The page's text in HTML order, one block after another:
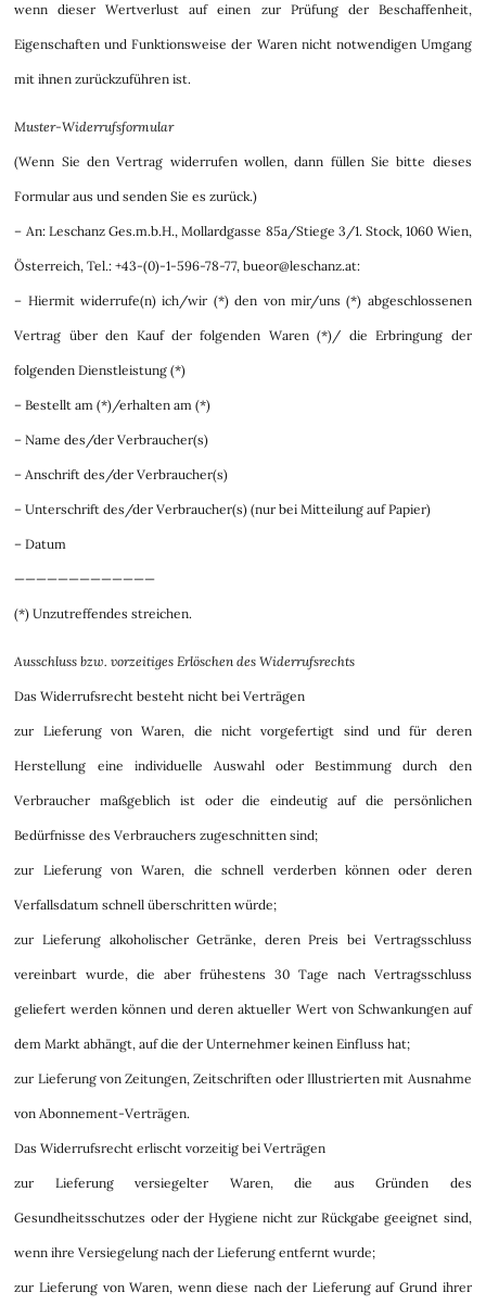
wenn dieser Wertverlust auf einen zur Prüfung der Beschaffenheit,
Eigenschaften und Funktionsweise der Waren nicht notwendigen Umgang
mit ihnen zurückzuführen ist.
Muster-Widerrufsformular
(Wenn Sie den Vertrag widerrufen wollen, dann füllen Sie bitte dieses
Formular aus und senden Sie es zurück.)
– An: Leschanz Ges.m.b.H., Mollardgasse 85a/Stiege 3/1. Stock, 1060 Wien,
Österreich, Tel.: +43-(0)-1-596-78-77, bueor@leschanz.at:
– Hiermit widerrufe(n) ich/wir (*) den von mir/uns (*) abgeschlossenen
Vertrag über den Kauf der folgenden Waren (*)/ die Erbringung der
folgenden Dienstleistung (*)
– Bestellt am (*)/erhalten am (*)
– Name des/der Verbraucher(s)
– Anschrift des/der Verbraucher(s)
– Unterschrift des/der Verbraucher(s) (nur bei Mitteilung auf Papier)
– Datum
—————————————
(*) Unzutreffendes streichen.
Ausschluss bzw. vorzeitiges Erlöschen des Widerrufsrechts
Das Widerrufsrecht besteht nicht bei Verträgen
zur Lieferung von Waren, die nicht vorgefertigt sind und für deren
Herstellung eine individuelle Auswahl oder Bestimmung durch den
Verbraucher maßgeblich ist oder die eindeutig auf die persönlichen
Bedürfnisse des Verbrauchers zugeschnitten sind;
zur Lieferung von Waren, die schnell verderben können oder deren
Verfallsdatum schnell überschritten würde;
zur Lieferung alkoholischer Getränke, deren Preis bei Vertragsschluss
vereinbart wurde, die aber frühestens 30 Tage nach Vertragsschluss
geliefert werden können und deren aktueller Wert von Schwankungen auf
dem Markt abhängt, auf die der Unternehmer keinen Einfluss hat;
zur Lieferung von Zeitungen, Zeitschriften oder Illustrierten mit Ausnahme
von Abonnement-Verträgen.
Das Widerrufsrecht erlischt vorzeitig bei Verträgen
zur Lieferung versiegelter Waren, die aus Gründen des
Gesundheitsschutzes oder der Hygiene nicht zur Rückgabe geeignet sind,
wenn ihre Versiegelung nach der Lieferung entfernt wurde;
zur Lieferung von Waren, wenn diese nach der Lieferung auf Grund ihrer